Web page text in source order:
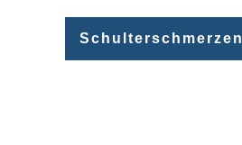
Schulterschmerzen